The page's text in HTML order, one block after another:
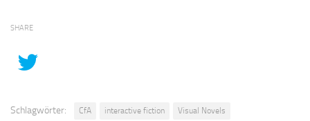
SHARE
Schlagwörter: CfA interactive fiction Visual Novels